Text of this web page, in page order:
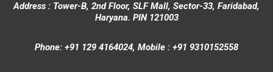
Address : Tower-B, 2nd Floor, SLF Mall, Sector-33, Faridabad,
Haryana. PIN 121003
Phone: +91 129 4164024, Mobile : +91 9310152558